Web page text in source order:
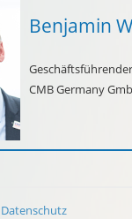
Benjamin
CMB Germany
Datenschutz